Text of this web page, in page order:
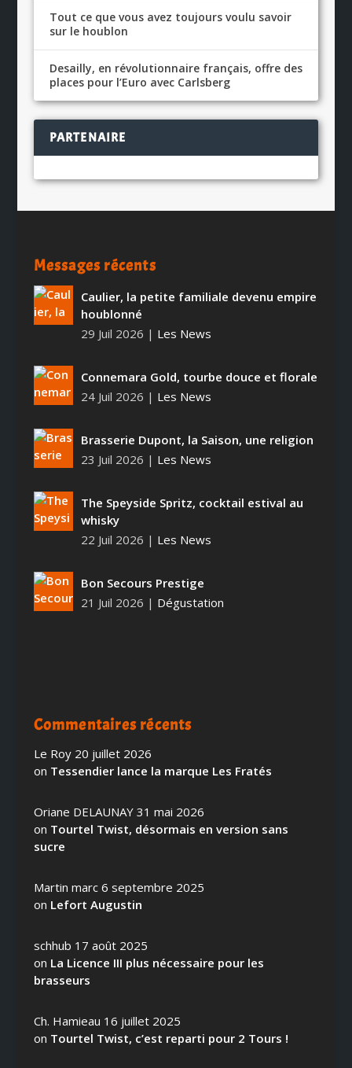
Tout ce que vous avez toujours voulu savoir
sur le houblon
Desailly, en révolutionnaire français, offre des
places pour l’Euro avec Carlsberg
PARTENAIRE
Messages récents
Caulier, la petite familiale devenu empire
houblonné
29 Juil 2026 | Les News
Connemara Gold, tourbe douce et florale
24 Juil 2026 | Les News
Brasserie Dupont, la Saison, une religion
23 Juil 2026 | Les News
The Speyside Spritz, cocktail estival au
whisky
22 Juil 2026 | Les News
Bon Secours Prestige
21 Juil 2026 | Dégustation
Commentaires récents
Le Roy 20 juillet 2026
on Tessendier lance la marque Les Fratés
Oriane DELAUNAY 31 mai 2026
on Tourtel Twist, désormais en version sans
sucre
Martin marc 6 septembre 2025
on Lefort Augustin
schhub 17 août 2025
on La Licence III plus nécessaire pour les
brasseurs
Ch. Hamieau 16 juillet 2025
on Tourtel Twist, c’est reparti pour 2 Tours !